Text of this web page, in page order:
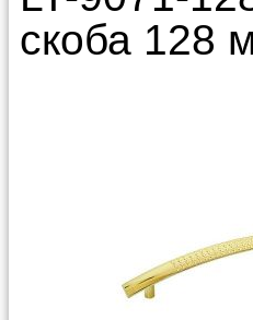
скоба 128